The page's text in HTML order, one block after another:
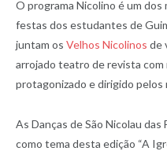
O programa Nicolino é um
festas dos estudantes de
juntam os Velhos Nicolinos de
arrojado teatro de revista
protagonizado e dirigido pelos
As Danças de São Nicolau
como tema desta edição “A